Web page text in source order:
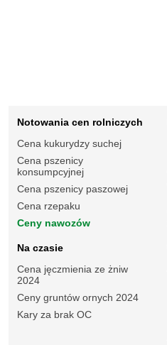
Notowania cen rolniczych
Cena kukurydzy suchej
Cena pszenicy
konsumpcyjnej
Cena pszenicy paszowej
Cena rzepaku
Ceny nawozów
Na czasie
Cena jęczmienia ze żniw
2024
Ceny gruntów ornych 2024
Kary za brak OC